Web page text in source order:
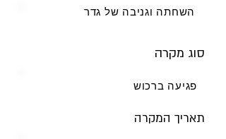
השחתה וגניבה של גדר
סוג מקרה
פגיעה ברכוש
תאריך המקרה